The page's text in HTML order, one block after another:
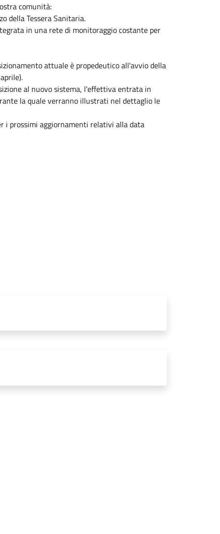
comunità:
della Tessera Sanitaria.
in una rete di monitoraggio costante per
attuale è propedeutico all'avvio della
al nuovo sistema, l'effettiva entrata in
la quale verranno illustrati nel dettaglio le
i prossimi aggiornamenti relativi alla data